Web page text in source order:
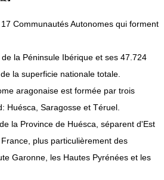
Communautés Autonomes qui forment
la Péninsule Ibérique et ses 47.724
la superficie nationale totale.
aragonaise est formée par trois
Huésca, Saragosse et Téruel.
la Province de Huésca, séparent d'Est
plus particulièrement des
Garonne, les Hautes Pyrénées et les